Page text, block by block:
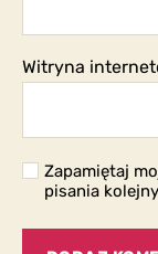
Witryna
Zapamiętaj
pisania